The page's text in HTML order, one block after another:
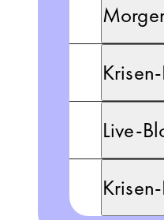
Live-